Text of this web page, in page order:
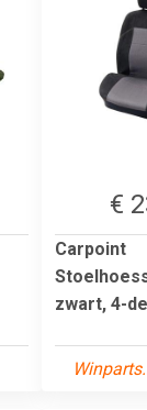
€
Carpoint
zwart, 4-